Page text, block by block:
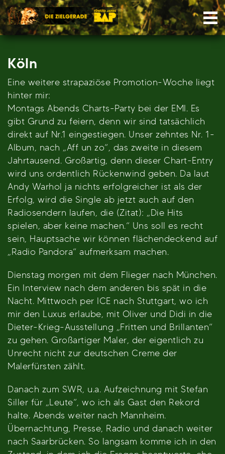
Skip
to
content
Köln
Eine weitere strapaziöse Promotion-Woche liegt
hinter mir:
Montags Abends Charts-Party bei der EMI. Es
gibt Grund zu feiern, denn wir sind tatsächlich
direkt auf Nr.1 eingestiegen. Unser zehntes Nr. 1-
Album, nach „Aff un zo“, das zweite in diesem
Jahrtausend. Großartig, denn dieser Chart-Entry
wird uns ordentlich Rückenwind geben. Da laut
Andy Warhol ja nichts erfolgreicher ist als der
Erfolg, wird die Single ab jetzt auch auf den
Radiosendern laufen, die (Zitat): „Die Hits
spielen, aber keine machen.“ Uns soll es recht
sein, Hauptsache wir können flächendeckend auf
„Radio Pandora“ aufmerksam machen.
Dienstag morgen mit dem Flieger nach München.
Ein Interview nach dem anderen bis spät in die
Nacht. Mittwoch per ICE nach Stuttgart, wo ich
mir den Luxus erlaube, mit Oliver und Didi in die
Dieter-Krieg-Ausstellung „Fritten und Brillanten“
zu gehen. Großartiger Maler, der eigentlich zu
Unrecht nicht zur deutschen Creme der
Malerfürsten zählt.
Danach zum SWR, u.a. Aufzeichnung mit Stefan
Siller für „Leute“, wo ich als Gast den Rekord
halte. Abends weiter nach Mannheim.
Übernachtung, Presse, Radio und danach weiter
nach Saarbrücken. So langsam komme ich in den